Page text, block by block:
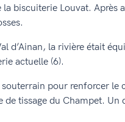
biscuiterie Louvat.
d’Ainan, la rivière était
actuelle (6).
souterrain pour renforcer
tissage du Champet.